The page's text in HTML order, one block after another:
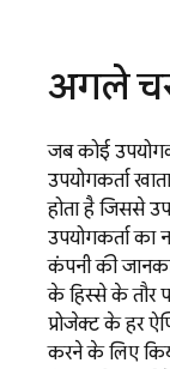
अगले
जब कोई
उपयोगकर्ता
होता है जिससे
उपयोगकर्ता का
कंपनी की
के हिस्से के तौर
प्रोजेक्ट के हर
करने के लिए